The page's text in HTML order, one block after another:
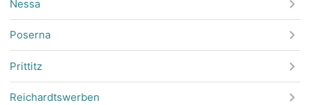
Nessa
Poserna
Prittitz
Reichardtswerben